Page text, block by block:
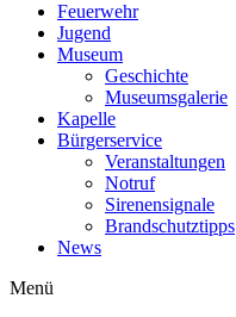
Feuerwehr
Jugend
Museum
Geschichte
Museumsgalerie
Kapelle
Bürgerservice
Veranstaltungen
Notruf
Sirenensignale
Brandschutztipps
News
Menü